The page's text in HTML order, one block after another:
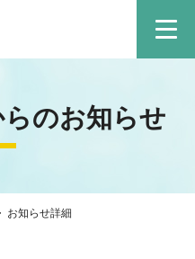
のお知らせ
お知らせ詳細